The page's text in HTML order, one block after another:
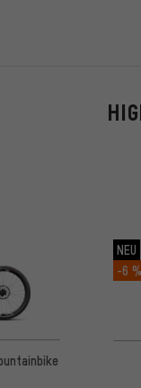
NEU
-6 %